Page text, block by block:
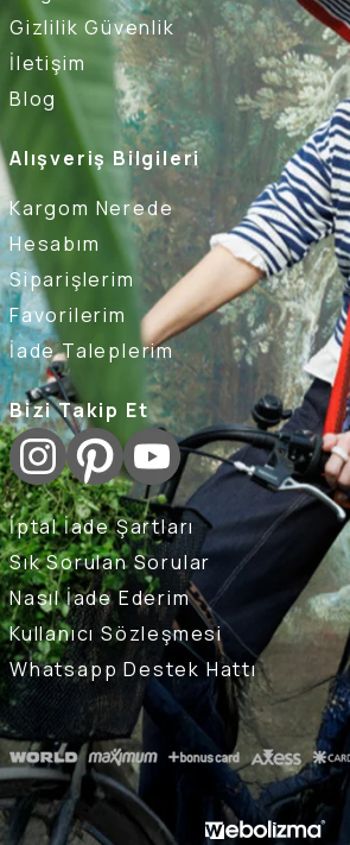
Gizlilik Güvenlik
İletişim
Blog
Alışveriş Bilgileri
Kargom Nerede
Hesabım
Siparişlerim
Favorilerim
İade Taleplerim
Bizi Takip Et
İptal İade Şartları
Sık Sorulan Sorular
Nasıl İade Ederim
Kullanıcı Sözleşmesi
Whatsapp Destek Hattı